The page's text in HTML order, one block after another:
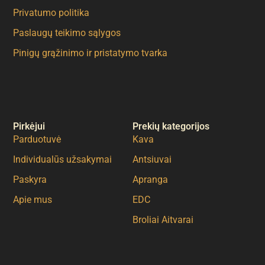
Pirkėjui
Parduotuvė
Individualūs užsakymai
Paskyra
Apie mus
Prekių kategorijos
Kava
Antsiuvai
Apranga
EDC
Broliai Aitvarai
Privatumo politika
Paslaugų teikimo sąlygos
Pinigų grąžinimo ir pristatymo tvarka